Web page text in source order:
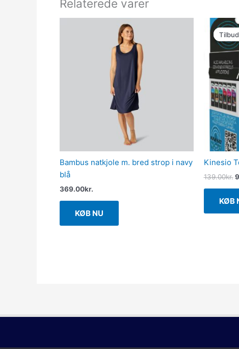
Relaterede varer
Bambus natkjole m. bred strop i navy
blå
369.00kr.
KØB NU
Kinesio
139.00kr.
KØB